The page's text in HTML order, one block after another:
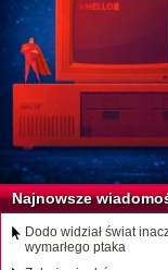
Najnowsze
Dodo widział świat
wymarłego ptaka